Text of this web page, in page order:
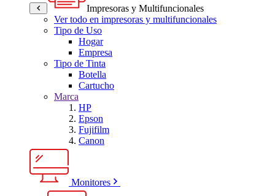
Impresoras y Multifuncionales
Ver todo en impresoras y multifuncionales
Tipo de Uso
Hogar
Empresa
Tipo de Tinta
Botella
Cartucho
Marca
HP
Epson
Fujifilm
Canon
Monitores